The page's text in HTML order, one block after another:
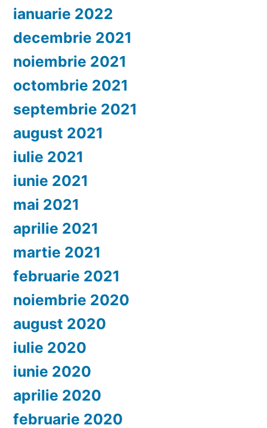
ianuarie 2022
decembrie 2021
noiembrie 2021
octombrie 2021
septembrie 2021
august 2021
iulie 2021
iunie 2021
mai 2021
aprilie 2021
martie 2021
februarie 2021
noiembrie 2020
august 2020
iulie 2020
iunie 2020
aprilie 2020
februarie 2020